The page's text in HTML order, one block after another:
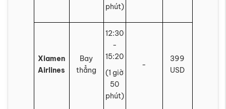
phút)
Xiamen
Airlines
Bay
thẳng
12:30
-
15:20
(1 giờ
50
phút)
-
399
USD